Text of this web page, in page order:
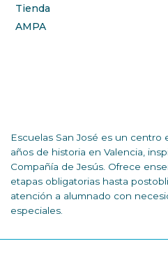
Tienda
AMPA
Escuelas San José es un centro
años de historia en Valencia,
Compañía de Jesús. Ofrece
etapas obligatorias hasta
atención a alumnado con
especiales.